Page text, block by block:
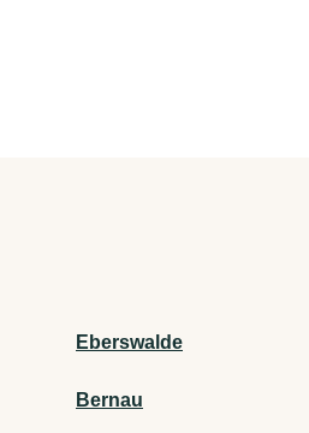
Eberswalde
Bernau